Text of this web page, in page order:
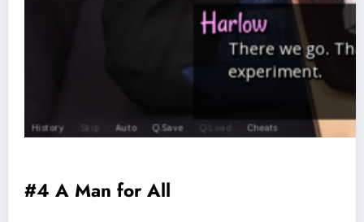
#4 A Man for All